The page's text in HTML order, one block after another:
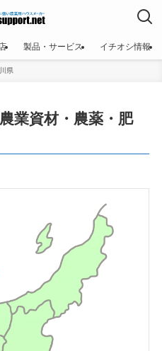
製品・サービス イチオシ情報
県
業資材・農薬・肥